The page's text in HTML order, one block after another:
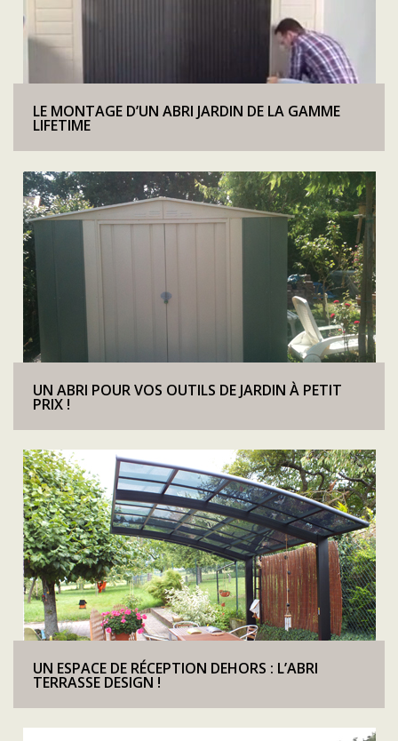
LE MONTAGE D’UN ABRI JARDIN DE LA GAMME
LIFETIME
UN ABRI POUR VOS OUTILS DE JARDIN À PETIT
PRIX !
UN ESPACE DE RÉCEPTION DEHORS : L’ABRI
TERRASSE DESIGN !